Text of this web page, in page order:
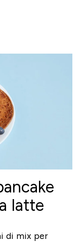
latte
di mix per